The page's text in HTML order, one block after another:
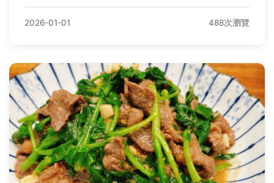
2026-01-01 488次瀏覽